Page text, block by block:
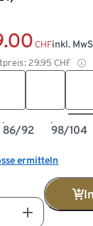
CHF
29.95 CHF
inkl.
86/92 98/104
ermitteln